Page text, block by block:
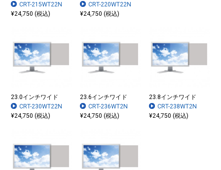
CRT-215WT22N
¥24,750 (税込)
CRT-220WT22N
¥24,750 (税込)
23.0インチワイド
CRT-230WT22N
¥24,750 (税込)
23.6インチワイド
CRT-236WT2N
¥24,750 (税込)
23.8インチワイド
CRT-238WT2N
¥24,750 (税込)